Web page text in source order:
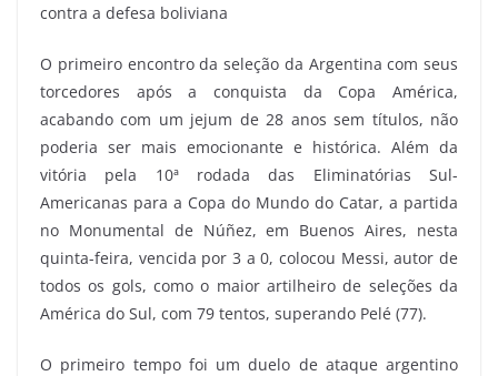
contra a defesa boliviana
O primeiro encontro da seleção da Argentina com seus
torcedores após a conquista da Copa América,
acabando com um jejum de 28 anos sem títulos, não
poderia ser mais emocionante e histórica. Além da
vitória pela 10ª rodada das Eliminatórias Sul-
Americanas para a Copa do Mundo do Catar, a partida
no Monumental de Núñez, em Buenos Aires, nesta
quinta-feira, vencida por 3 a 0, colocou Messi, autor de
todos os gols, como o maior artilheiro de seleções da
América do Sul, com 79 tentos, superando Pelé (77).
O primeiro tempo foi um duelo de ataque argentino